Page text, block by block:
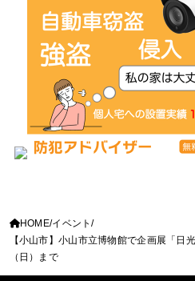
HOME イベント
【小山市】小山市立博物館で企画展「日
（日）まで